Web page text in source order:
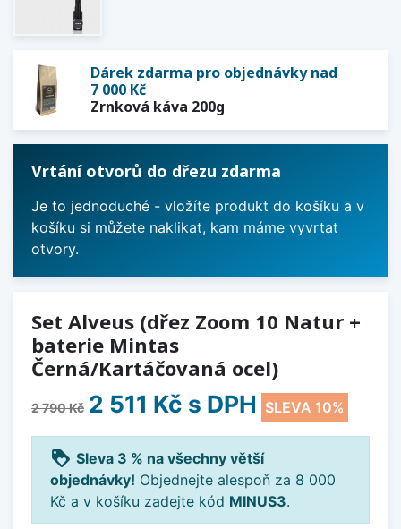
Dárek zdarma pro objednávky nad
7 000 Kč
Zrnková káva 200g
Vrtání otvorů do dřezu zdarma
Je to jednoduché - vložíte produkt do košíku a v
košíku si můžete naklikat, kam máme vyvrtat
otvory.
Set Alveus (dřez Zoom 10 Natur +
baterie Mintas
Černá/Kartáčovaná ocel)
2 790 Kč 2 511 Kč s DPH SLEVA 10%
loyalty Sleva 3 % na všechny větší
objednávky! Objednejte alespoň za 8 000
Kč a v košíku zadejte kód MINUS3.